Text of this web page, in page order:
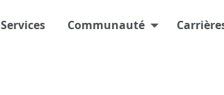
Services Communauté